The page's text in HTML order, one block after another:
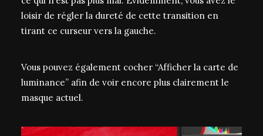
loisir de régler la dureté de cette transition en
tirant ce curseur vers la gauche.
Vous pouvez également cocher “Afficher la carte de
luminance” afin de voir encore plus clairement le
masque actuel.